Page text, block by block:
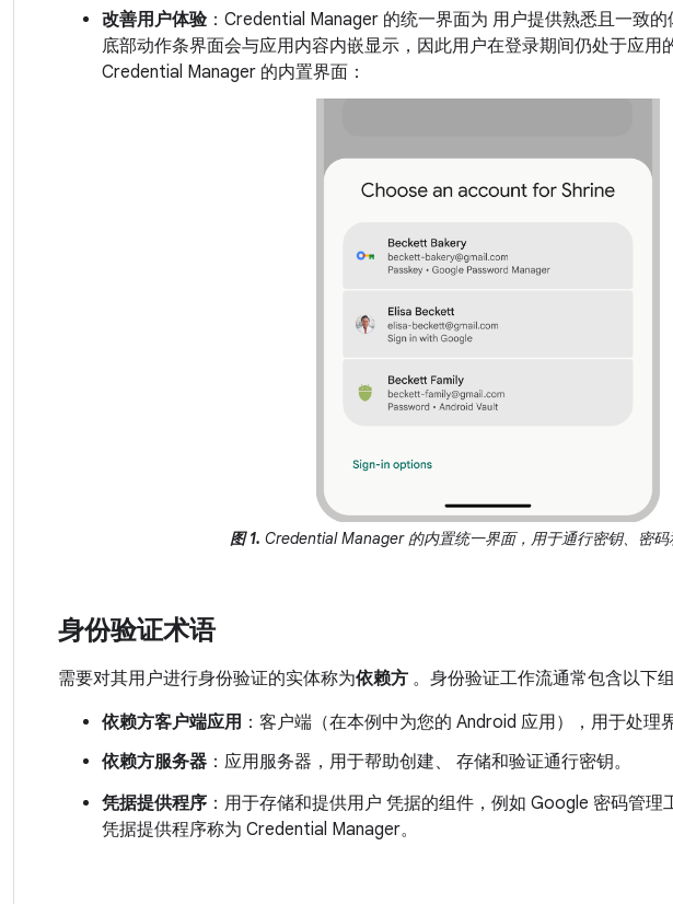
改善用户体验：Credential Manager 的统一界面为 用户提供熟悉且一致的
底部动作条界面会与应用内容内嵌显示，因此用户在登录期间仍处于应用
Credential Manager 的内置界面：
图 1. Credential Manager 的内置统一界面，用于通行密钥、密码
身份验证术语
需要对其用户进行身份验证的实体称为依赖方 。身份验证工作流通常包含以下组
依赖方客户端应用 ：客户端（在本例中为您的 Android 应用），用于处理
依赖方服务器 ：应用服务器，用于帮助创建、 存储和验证通行密钥。
凭据提供程序 ：用于存储和提供用户 凭据的组件，例如 Google 密码管理
凭据提供程序称为 Credential Manager。